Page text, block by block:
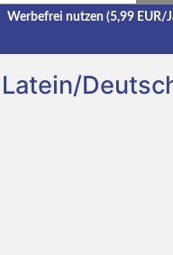
Werbefrei nutzen (5,99 EUR/